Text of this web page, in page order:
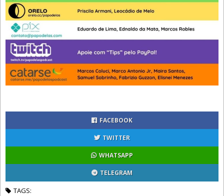
FACEBOOK
TWITTER
WHATSAPP
TELEGRAM
TAGS: